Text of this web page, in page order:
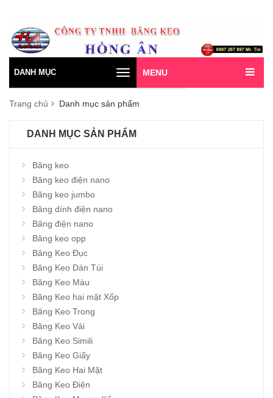
Toggle
navigation
DANH MỤC MENU
Trang chủ Danh mục sản phẩm
DANH MỤC SẢN PHẨM
Băng keo
Băng keo điện nano
Băng keo jumbo
Băng dính điện nano
Băng điện nano
Băng keo opp
Băng Keo Đục
Băng Keo Dán Túi
Băng Keo Màu
Băng Keo hai mặt Xốp
Băng Keo Trong
Băng Keo Vải
Băng Keo Simili
Băng Keo Giấy
Băng Keo Hai Mặt
Băng Keo Điện